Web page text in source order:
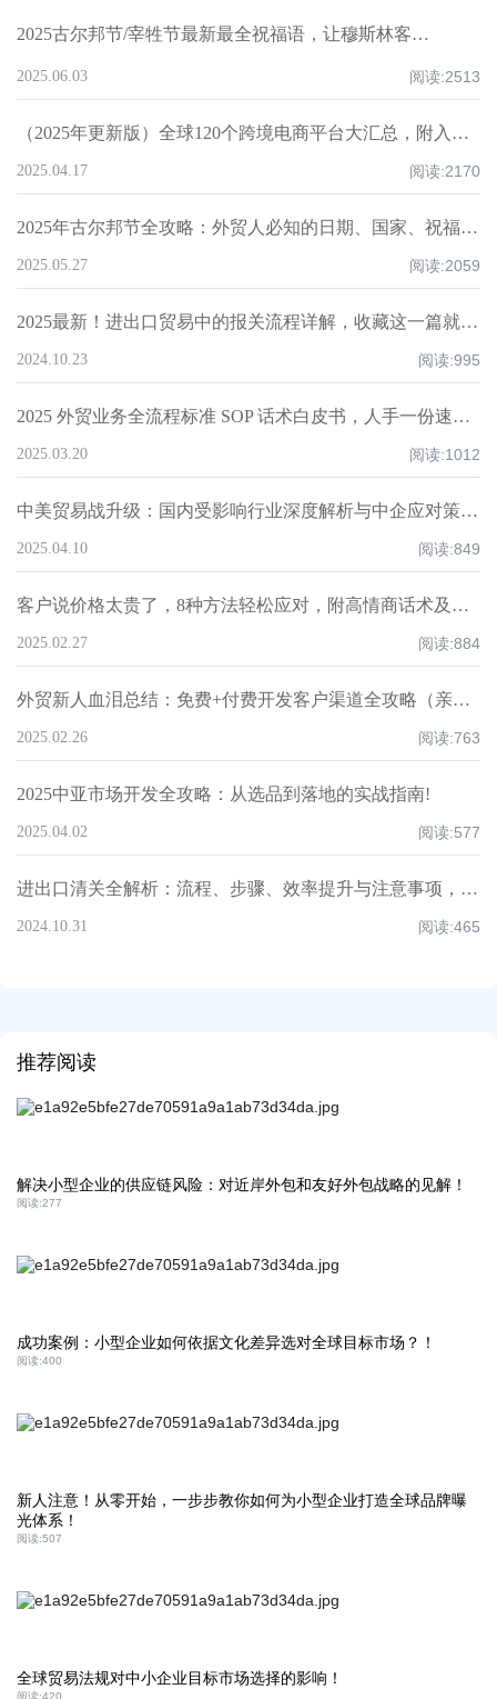
2025古尔邦节/宰牲节最新最全祝福语，让穆斯林客户记住你！
2025.06.03 阅读:2513
（2025年更新版）全球120个跨境电商平台大汇总，附入驻要求、注册门槛和适合品类！
2025.04.17 阅读:2170
2025年古尔邦节全攻略：外贸人必知的日期、国家、祝福技巧与禁忌清单！
2025.05.27 阅读:2059
2025最新！进出口贸易中的报关流程详解，收藏这一篇就够了！
2024.10.23 阅读:995
2025 外贸业务全流程标准 SOP 话术白皮书，人手一份速领！
2025.03.20 阅读:1012
中美贸易战升级：国内受影响行业深度解析与中企应对策略！
2025.04.10 阅读:849
客户说价格太贵了，8种方法轻松应对，附高情商话术及案例！
2025.02.27 阅读:884
外贸新人血泪总结：免费+付费开发客户渠道全攻略（亲测爆单路径）
2025.02.26 阅读:763
2025中亚市场开发全攻略：从选品到落地的实战指南!
2025.04.02 阅读:577
进出口清关全解析：流程、步骤、效率提升与注意事项，超全知识点汇总！
2024.10.31 阅读:465
推荐阅读
解决小型企业的供应链风险：对近岸外包和友好外包战略的见解！
阅读:277
成功案例：小型企业如何依据文化差异选对全球目标市场？！
阅读:400
新人注意！从零开始，一步步教你如何为小型企业打造全球品牌曝
光体系！
阅读:507
全球贸易法规对中小企业目标市场选择的影响！
阅读:420